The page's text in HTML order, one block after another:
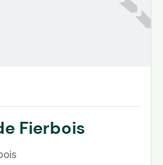
Fierbois